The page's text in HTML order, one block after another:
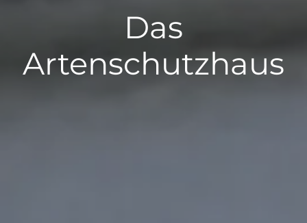
Das
Artenschutzhaus